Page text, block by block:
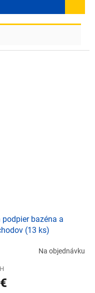
bazéna a
(13 ks)
Na objednávku